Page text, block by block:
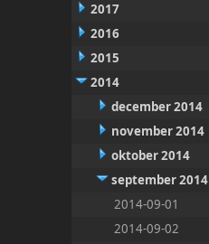
2017
2016
2015
2014
december 2014
november 2014
oktober 2014
september 2014
2014-09-01
2014-09-02